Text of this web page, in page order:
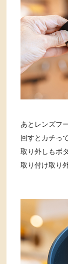
あとレンズフ
回すとカチっ
取り外しもボ
取り付け取り